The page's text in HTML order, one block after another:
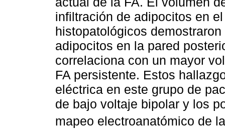
infiltración de adipocitos en
histopatológicos
adipocitos en la pared
correlaciona con un mayor
FA persistente. Estos
eléctrica en este grupo de
de bajo voltaje bipolar y los
mapeo electroanatómico de